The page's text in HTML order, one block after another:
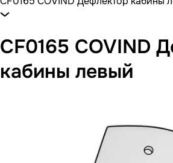
CF0165 COVIND
кабины левый